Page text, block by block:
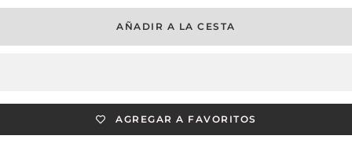
AÑADIR A LA CESTA
AGREGAR A FAVORITOS